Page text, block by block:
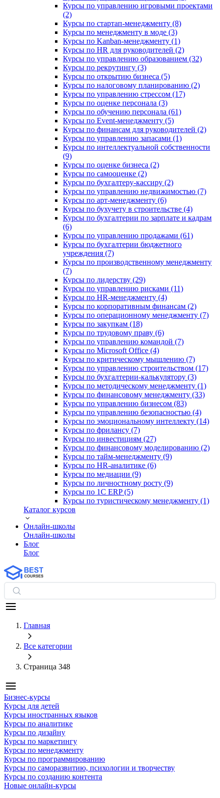
Курсы по управлению игровыми проектами
(2)
Курсы по стартап-менеджменту (8)
Курсы по менеджменту в моде (3)
Курсы по Kanban-менеджменту (1)
Курсы по HR для руководителей (2)
Курсы по управлению образованием (32)
Курсы по рекрутингу (3)
Курсы по открытию бизнеса (5)
Курсы по налоговому планированию (2)
Курсы по управлению стрессом (17)
Курсы по оценке персонала (3)
Курсы по обучению персонала (61)
Курсы по Event-менеджменту (5)
Курсы по финансам для руководителей (2)
Курсы по управлению запасами (1)
Курсы по интеллектуальной собственности
(9)
Курсы по оценке бизнеса (2)
Курсы по самооценке (2)
Курсы по бухгалтеру-кассиру (2)
Курсы по управлению недвижимостью (7)
Курсы по арт-менеджменту (6)
Курсы по бухучету в строительстве (4)
Курсы по бухгалтерии по зарплате и кадрам
(6)
Курсы по управлению продажами (61)
Курсы по бухгалтерии бюджетного
учреждения (7)
Курсы по производственному менеджменту
(7)
Курсы по лидерству (29)
Курсы по управлению рисками (11)
Курсы по HR-менеджменту (4)
Курсы по корпоративным финансам (2)
Курсы по операционному менеджменту (7)
Курсы по закупкам (18)
Курсы по трудовому праву (6)
Курсы по управлению командой (7)
Курсы по Microsoft Office (4)
Курсы по критическому мышлению (7)
Курсы по управлению строительством (17)
Курсы по бухгалтерии-калькулятору (3)
Курсы по методическому менеджменту (1)
Курсы по финансовому менеджменту (33)
Курсы по управлению бизнесом (83)
Курсы по управлению безопасностью (4)
Курсы по эмоциональному интеллекту (14)
Курсы по фрилансу (7)
Курсы по инвестициям (27)
Курсы по финансовому моделированию (2)
Курсы по тайм-менеджменту (9)
Курсы по HR-аналитике (6)
Курсы по медиации (9)
Курсы по личностному росту (9)
Курсы по 1С ERP (5)
Курсы по туристическому менеджменту (1)
Каталог курсов
Онлайн-школы
Онлайн-школы
Блог
Блог
Главная
Все категории
Страница 348
Бизнес-курсы
Курсы для детей
Курсы иностранных языков
Курсы по аналитике
Курсы по дизайну
Курсы по маркетингу
Курсы по менеджменту
Курсы по программированию
Курсы по саморазвитию, психологии и творчеству
Курсы по созданию контента
Новые онлайн‑курсы